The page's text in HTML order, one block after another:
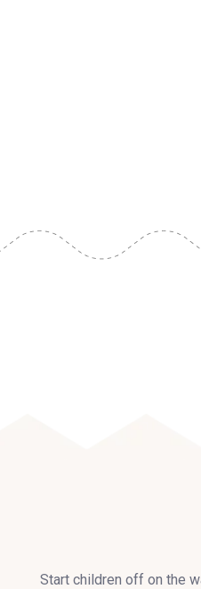
Start children off on the